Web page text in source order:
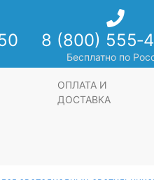
8 (800)
Бесплатно по
ОПЛАТА И
ДОСТАВКА